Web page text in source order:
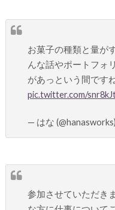
お菓子の種類と量が
んな話やポートフォ
があっという間です
pic.twitter.com/
— はな (@hanasworks)
参加させていただき